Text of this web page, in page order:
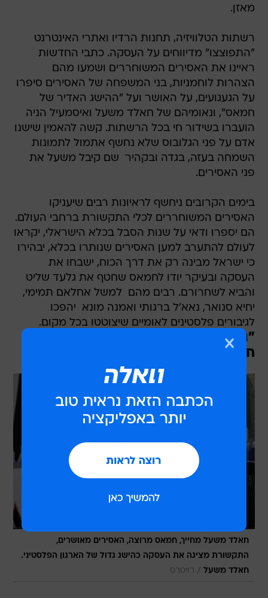
מאזן.
רשתות הטלוויזיה, תחנות הרדיו ואתרי האינטרנט
"התפוצצו" מדיווחים על העסקה. כתבי החדשות
ראיינו את האסירים המשוחררים ושמעו מהם
הצהרות לוחמניות, בני המשפחה של האסירים סיפרו
על הגעגועים, על האושר ועל "ההישג האדיר של
חמאס", ונאומיהם של חאלד משעל ואיסמעיל הניה
הועברו בשידור חי בכל הרשתות. קשה להאמין שישנו
אדם על פני הגלובוס שלא נחשף אתמול לתמונות
השמחה בעזה, בגדה ובקהיר  שם קיבל משעל את
פני האסירים.
בימים הקרובים ניחשף לראיונות רבים שיעניקו
האסירים המשוחררים לכלי התקשורת ברחבי העולם.
הם יספרו ודאי על שנות הסבל בכלא הישראלי, יקראו
לעולם להתערב למען האסירים שנותרו בכלא, יבהירו
כי ישראל מבינה רק את דרך הכוח, ישבחו את
העסקה ובעיקר יודו לחמאס שחטף את גלעד שליט
והביא לשחרורם. רבים מהם  למשל אחלאם תמימי,
יחיא סנואר, נאא'ל ברגותי ואמנה מונא  יהפכו
לגיבורים פלסטינים לאומיים שיצוטטו בכל מקום.
"נשארנו מאחור, בבוא היום יתברר כי
חמאס פגע רק בעצמו בעסקה הזו"
חאלד משעל מחייך, חמאס מרוצה, האסירים מאושרים,
התקשורת מציגה את העסקה כהישג גדול של הארגון הפלסטיני.
חאלד משעל / רויטרס